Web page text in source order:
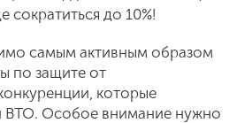
до 10%!
самым активным образом
по защите от
которые
Особое внимание нужно